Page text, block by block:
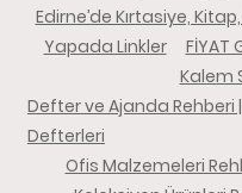
Edirne’de Kırtasiye,
Yapada Linkler
FİYAT
Kalem
Defter ve Ajanda Rehberi
Defterleri
Ofis Malzemeleri